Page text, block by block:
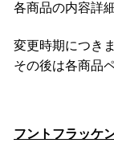
各商品の内容詳
変更時期につき
その後は各商品
フントフラッケ